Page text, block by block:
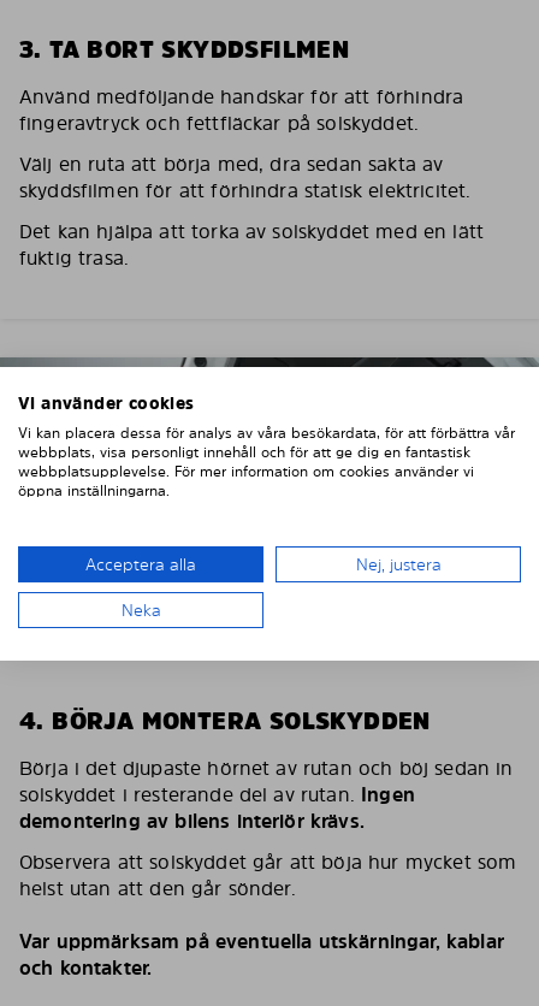
3. TA BORT SKYDDSFILMEN
Använd medföljande handskar för att förhindra
fingeravtryck och fettfläckar på solskyddet.
Välj en ruta att börja med, dra sedan sakta av
skyddsfilmen för att förhindra statisk elektricitet.
Det kan hjälpa att torka av solskyddet med en lätt
fuktig trasa.
4. BÖRJA MONTERA SOLSKYDDEN
Börja i det djupaste hörnet av rutan och böj sedan in
solskyddet i resterande del av rutan. Ingen
demontering av bilens interiör krävs.
Observera att solskyddet går att böja hur mycket som
helst utan att den går sönder.
Var uppmärksam på eventuella utskärningar, kablar
och kontakter.
Vi använder cookies
Vi kan placera dessa för analys av våra besökardata, för att förbättra vår
webbplats, visa personligt innehåll och för att ge dig en fantastisk
webbplatsupplevelse. För mer information om cookies använder vi
öppna inställningarna.
Acceptera alla Nej, justera
Neka